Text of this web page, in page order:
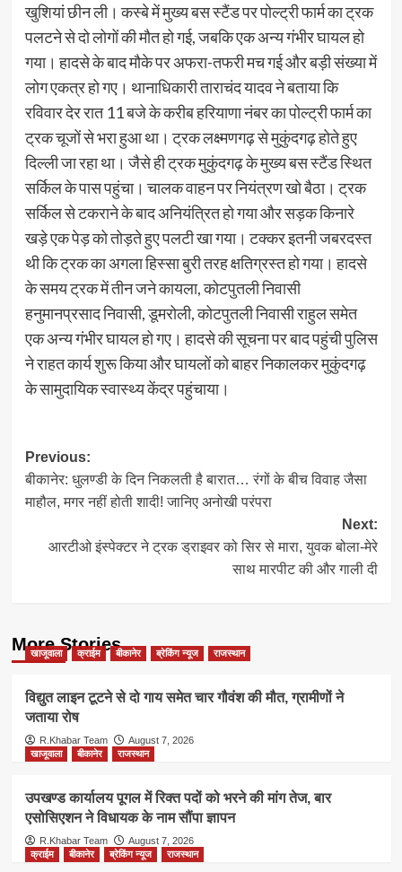
खुशियां छीन ली। कस्बे में मुख्य बस स्टैंड पर पोल्ट्री फार्म का ट्रक
पलटने से दो लोगों की मौत हो गई, जबकि एक अन्य गंभीर घायल हो
गया। हादसे के बाद मौके पर अफरा-तफरी मच गई और बड़ी संख्या में
लोग एकत्र हो गए। थानाधिकारी ताराचंद यादव ने बताया कि
रविवार देर रात 11 बजे के करीब हरियाणा नंबर का पोल्ट्री फार्म का
ट्रक चूजों से भरा हुआ था। ट्रक लक्ष्मणगढ़ से मुकुंदगढ़ होते हुए
दिल्ली जा रहा था। जैसे ही ट्रक मुकुंदगढ़ के मुख्य बस स्टैंड स्थित
सर्किल के पास पहुंचा। चालक वाहन पर नियंत्रण खो बैठा। ट्रक
सर्किल से टकराने के बाद अनियंत्रित हो गया और सड़क किनारे
खड़े एक पेड़ को तोड़ते हुए पलटी खा गया। टक्कर इतनी जबरदस्त
थी कि ट्रक का अगला हिस्सा बुरी तरह क्षतिग्रस्त हो गया। हादसे
के समय ट्रक में तीन जने कायला, कोटपुतली निवासी
हनुमानप्रसाद निवासी, डूमरोली, कोटपुतली निवासी राहुल समेत
एक अन्य गंभीर घायल हो गए। हादसे की सूचना पर बाद पहुंची पुलिस
ने राहत कार्य शुरू किया और घायलों को बाहर निकालकर मुकुंदगढ़
के सामुदायिक स्वास्थ्य केंद्र पहुंचाया।
Post
navigation
Previous:
बीकानेर: धुलण्डी के दिन निकलती है बारात… रंगों के बीच विवाह जैसा
माहौल, मगर नहीं होती शादी! जानिए अनोखी परंपरा
Next:
आरटीओ इंस्पेक्टर ने ट्रक ड्राइवर को सिर से मारा, युवक बोला-मेरे
साथ मारपीट की और गाली दी
More Stories
खाजूवाला क्राईम बीकानेर ब्रेकिंग न्यूज राजस्थान
विद्युत लाइन टूटने से दो गाय समेत चार गौवंश की मौत, ग्रामीणों ने
जताया रोष
R.Khabar Team
August 7, 2026
खाजूवाला
बीकानेर राजस्थान
उपखण्ड कार्यालय पूगल में रिक्त पदों को भरने की मांग तेज, बार
एसोसिएशन ने विधायक के नाम सौंपा ज्ञापन
R.Khabar Team
August 7, 2026
क्राईम
बीकानेर ब्रेकिंग न्यूज राजस्थान